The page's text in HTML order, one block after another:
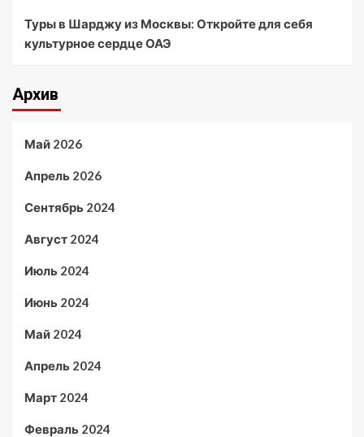
Туры в Шарджу из Москвы: Откройте для себя
культурное сердце ОАЭ
Архив
Май 2026
Апрель 2026
Сентябрь 2024
Август 2024
Июль 2024
Июнь 2024
Май 2024
Апрель 2024
Март 2024
Февраль 2024